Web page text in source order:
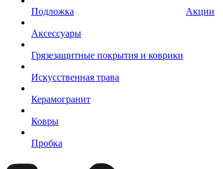
Подложка
Аксессуары
Грязезащитные покрытия и коврики
Искусственная трава
Керамогранит
Ковры
Пробка
Акции